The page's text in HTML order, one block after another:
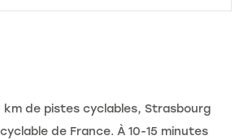
km de pistes cyclables, Strasbourg
de France. À 10-15 minutes